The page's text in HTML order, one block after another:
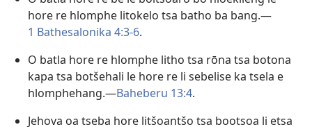
hore re hlomphe litokelo tsa batho ba bang.—
1 Bathesalonika 4:3-6.
O batla hore re hlomphe litho tsa rōna tsa botona
kapa tsa botšehali le hore re li sebelise ka tsela e
hlomphehang.—Baheberu 13:4.
Jehova oa tseba hore litšoantšo tsa bootsoa li etsa